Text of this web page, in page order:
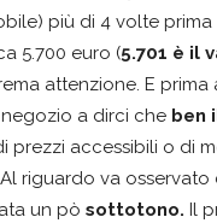
più di 4 volte
5.700 euro (5.701 è il
attenzione. E
a dirci che ben
prezzi accessibili o di
riguardo va osservato
un pò sottotono. Il